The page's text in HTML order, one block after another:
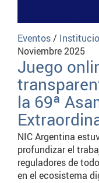
Eventos/
Noviembre 2025
Juego
la 69ª
NIC Argentina
profundizar el
reguladores de
en el ecosistema